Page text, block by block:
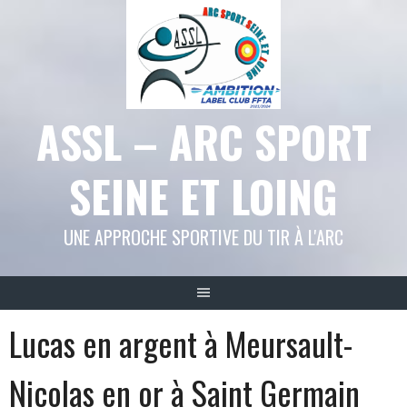
ASSL – ARC SPORT
SEINE ET LOING
UNE APPROCHE SPORTIVE DU TIR À L'ARC
Lucas en argent à Meursault-
Nicolas en or à Saint Germain